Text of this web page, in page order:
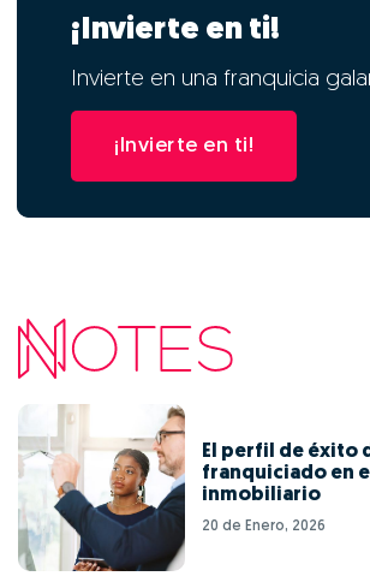
¡Invierte en ti!
Invierte en una franquicia
¡Invierte en ti!
El perfil de éxito
franquiciado en
inmobiliario
20 de Enero, 2026